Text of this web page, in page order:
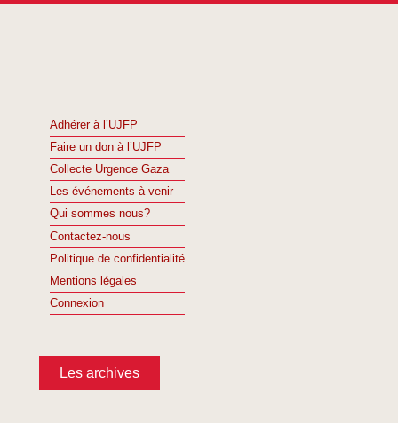
Adhérer à l’UJFP
Faire un don à l’UJFP
Collecte Urgence Gaza
Les événements à venir
Qui sommes nous?
Contactez-nous
Politique de confidentialité
Mentions légales
Connexion
Les archives